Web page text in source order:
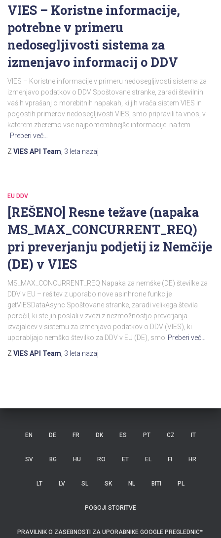
VIES – Koristne informacije,
potrebne v primeru
nedosegljivosti sistema za
izmenjavo informacij o DDV
VIES – Koristne informacije v primeru nedosegljivosti sistema za
izmenjavo podatkov o DDV Spoštovane stranke, zaradi številnih
vaših vprašanj o morebitnih napakah, ki jih vrača sistem VIES in
pogostih primerov nedosegljivosti VIES, smo pripravili ta vnos, v
katerem zberemo vse najpomembnejše informacije. na tem
Preberi več…
Z VIES API Team 3 leta nazaj
EU DDV
[REŠENO] Resne težave (napaka
MS_MAX_CONCURRENT_REQ)
pri preverjanju podjetij iz Nemčije
(DE) v VIES
MS_MAX_CONCURRENT_REQ Napaka za nemške (DE) številke za
DDV v EU – rešitev z uporabo nove asinhrone funkcije
getVIESDataAsync Spoštovane stranke, zaradi velikega števila
poročil, ki ste jih poslali v zvezi z nezmožnostjo preverjanja
izvajalcev v sistemu za izmenjavo podatkov o DDV (VIES), ki
uporabljajo nemško številko za DDV v EU (DE), smo Preberi več…
Z VIES API Team 3 leta nazaj
EN DE FR DK ES PT CZ IT
SV BG HU RO ET EL FI HR
LT LV SL SK NL BITI PL
POGOJI STORITVE
PRAVILNIK O ZASEBNOSTI ZA UPORABNIKE GOOGLE PREGLEDNIC™